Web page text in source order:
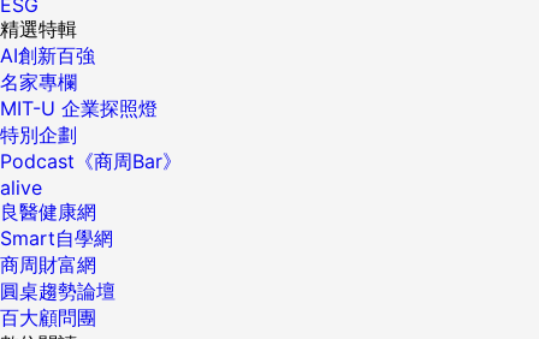
精選特輯
AI創新百強
名家專欄
MIT-U 企業探照燈
特別企劃
Podcast《商周Bar》
alive
良醫健康網
Smart自學網
商周財富網
圓桌趨勢論壇
百大顧問團